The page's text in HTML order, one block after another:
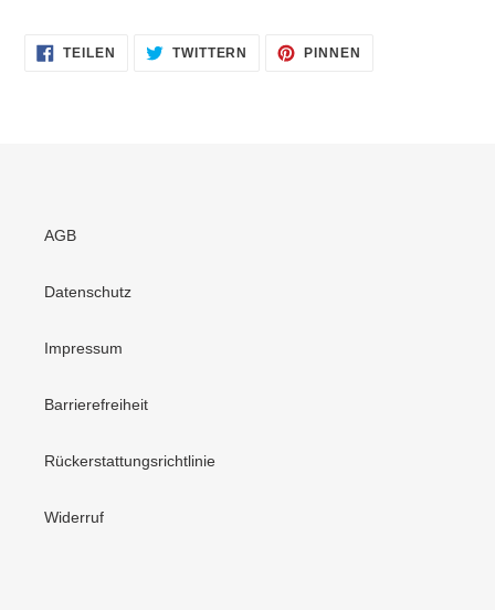
TEILEN
FACEBOOK
TWITTERN
AUF
TWITTER
PINNEN
AGB
Datenschutz
Impressum
Barrierefreiheit
Rückerstattungsrichtlinie
Widerruf